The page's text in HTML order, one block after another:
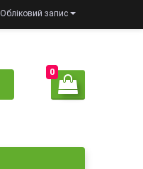
Обліковий запис
0